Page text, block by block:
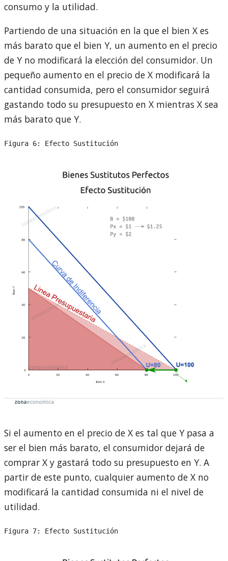
consumo y la utilidad.
Partiendo de una situación en la que el bien X es
más barato que el bien Y, un aumento en el precio
de Y no modificará la elección del consumidor. Un
pequeño aumento en el precio de X modificará la
cantidad consumida, pero el consumidor seguirá
gastando todo su presupuesto en X mientras X sea
más barato que Y.
Figura 6: Efecto Sustitución
Si el aumento en el precio de X es tal que Y pasa a
ser el bien más barato, el consumidor dejará de
comprar X y gastará todo su presupuesto en Y. A
partir de este punto, cualquier aumento de X no
modificará la cantidad consumida ni el nivel de
utilidad.
Figura 7: Efecto Sustitución